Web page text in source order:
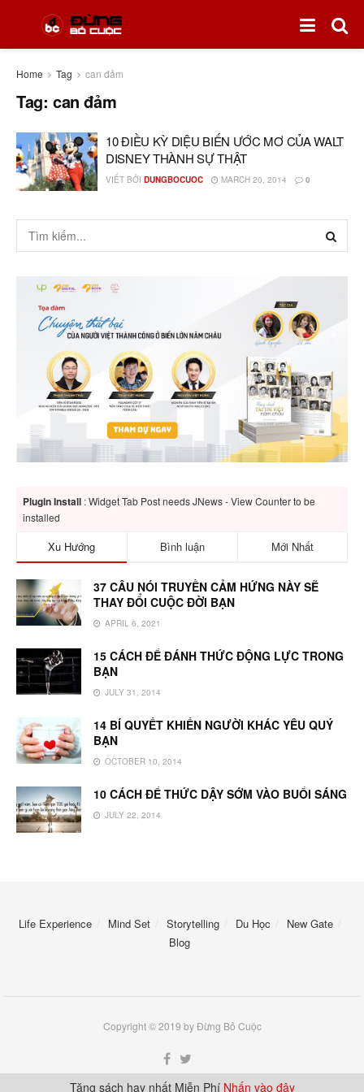
Home Tag can đảm
Tag: can đảm
10 ĐIỀU KỲ DIỆU BIẾN ƯỚC MƠ CỦA WALT
DISNEY THÀNH SỰ THẬT
VIẾT BỞI DUNGBOCUOC MARCH 20, 2014 0
Plugin Install : Widget Tab Post needs JNews - View Counter to be
installed
Xu Hướng Bình luận Mới Nhất
37 CÂU NÓI TRUYỀN CẢM HỨNG NÀY SẼ
THAY ĐỔI CUỘC ĐỜI BẠN
APRIL 6, 2021
15 CÁCH ĐỂ ĐÁNH THỨC ĐỘNG LỰC TRONG
BẠN
JULY 31, 2014
14 BÍ QUYẾT KHIẾN NGƯỜI KHÁC YÊU QUÝ
BẠN
OCTOBER 10, 2014
10 CÁCH ĐỂ THỨC DẬY SỚM VÀO BUỔI SÁNG
JULY 22, 2014
Life Experience Mind Set Storytelling Du Học
New Gate
Blog
Copyright © 2019 by Đừng Bỏ Cuộc
Tặng sách hay nhất Miễn Phí Nhấn vào đây